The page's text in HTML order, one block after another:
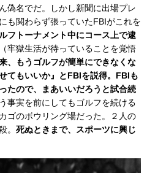
偽名でだ。しかし新聞に出場プレ
も関わらず張っていたFBIがこれを
ルフトーナメント中にコース上で逮
（牢獄生活が待っていることを覚悟
、もうゴルフが簡単にできなくな
てもいいか』とFBIを説得。FBIも
たので、まあいいだろうと試合続
事実を前にしてもゴルフを続ける
ゴのボウリング場だった。２人の
。 死ぬときまで、スポーツに興じ